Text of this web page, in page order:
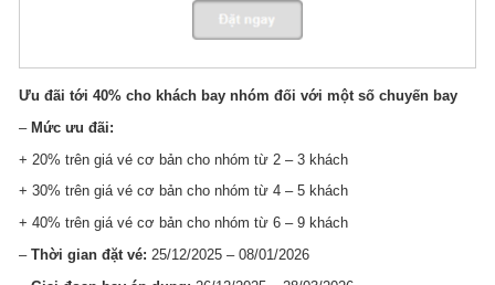
Ưu đãi tới 40% cho khách bay nhóm đối với một số chuyến bay
–Mức ưu đãi:
+ 20% trên giá vé cơ bản cho nhóm từ 2 – 3 khách
+ 30% trên giá vé cơ bản cho nhóm từ 4 – 5 khách
+ 40% trên giá vé cơ bản cho nhóm từ 6 – 9 khách
–Thời gian đặt vé: 25/12/2025 – 08/01/2026